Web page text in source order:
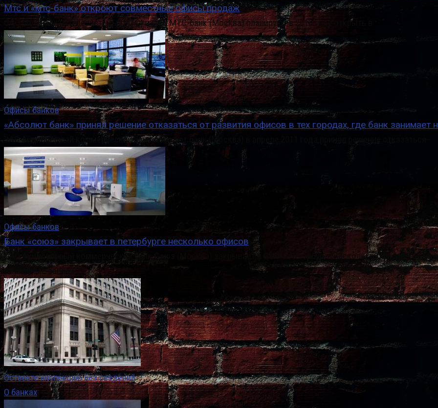
Мтс и «мтс-банк» откроют совместные офисы продаж
ОАО Мобильные телесистемы (МТС) и ОАО МТС-банк (Москва) планируют в 2013 году открыть в
Офисы банков
«Абсолют банк» принял решение отказаться от развития офисов в тех городах, где банк
ЗАО Акционерный коммерческий банк Абсолют банк (Москва) в апреле 2011 года принял решение отказаться
Офисы банков
Банк «союз» закрывает в петербурге несколько офисов
ОАО Акционерный коммерческий банк Союз (Москва) закрывает в Санкт-Петербурге несколько офисов, стало
Случайные записи
Оставьте инспекцию без сведений
О банках